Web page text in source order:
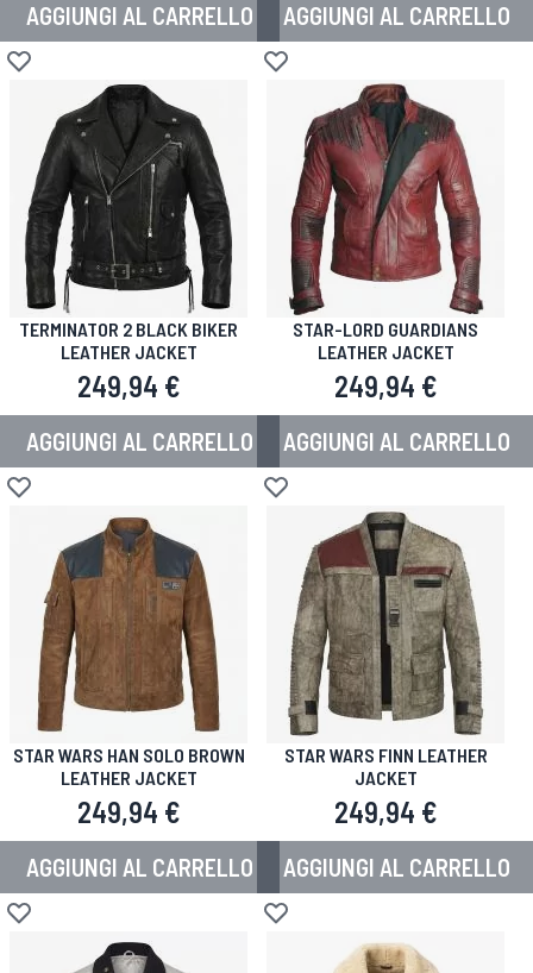
AGGIUNGI AL CARRELLO
Aggiungi alla lista desideri
AGGIUNGI AL CARRELLO
Aggiungi alla lista desideri
TERMINATOR 2 BLACK BIKER
LEATHER JACKET
249,94 €
AGGIUNGI AL CARRELLO
Aggiungi alla lista desideri
STAR-LORD GUARDIANS
LEATHER JACKET
249,94 €
AGGIUNGI AL CARRELLO
Aggiungi alla lista desideri
STAR WARS HAN SOLO BROWN
LEATHER JACKET
249,94 €
AGGIUNGI AL CARRELLO
Aggiungi alla lista desideri
STAR WARS FINN LEATHER
JACKET
249,94 €
AGGIUNGI AL CARRELLO
Aggiungi alla lista desideri